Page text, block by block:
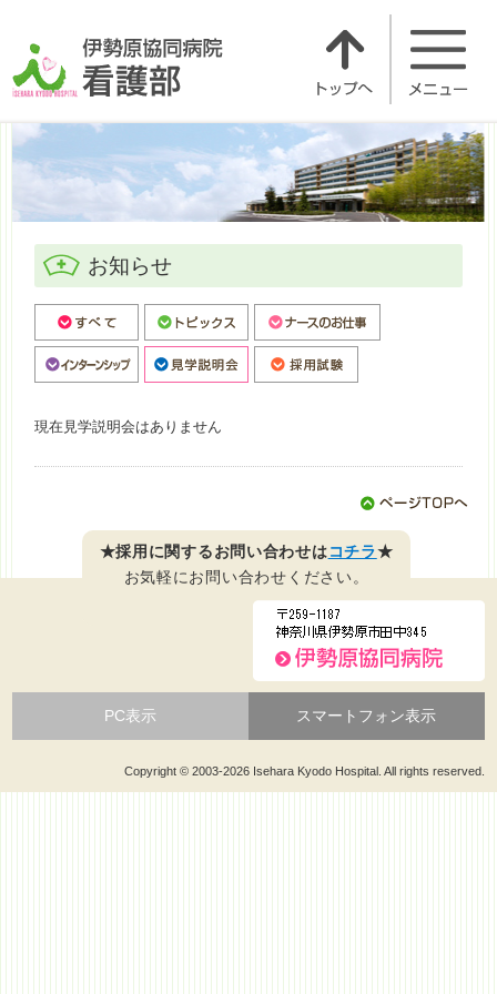
お知らせ
お知らせ
現在見学説明会はありません
★採用に関するお問い合わせはコチラ★
お気軽にお問い合わせください。
PC表示 スマートフォン表示
Copyright © 2003-2026 Isehara Kyodo Hospital. All rights reserved.